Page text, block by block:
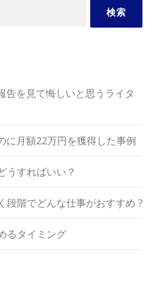
告を見て悔しいと思うライタ
に月額22万円を獲得した事例
うすればいい？
段階でどんな仕事がおすすめ ?
るタイミング